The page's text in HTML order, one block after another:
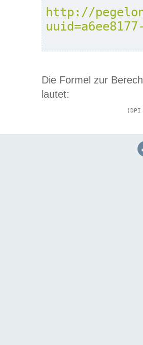
http://
Die Formel zur
lautet: